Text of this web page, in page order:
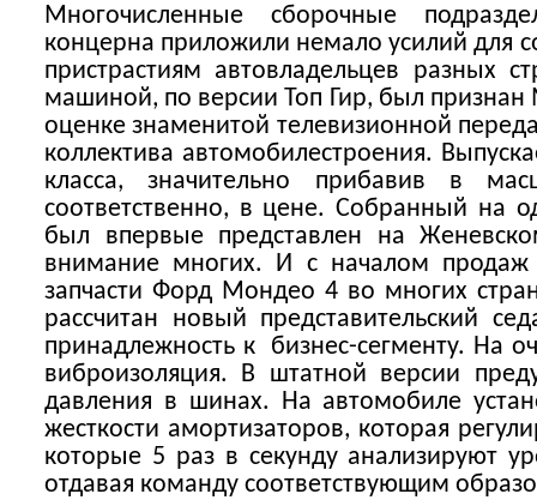
Многочисленные сборочные
концерна приложили немало усилий для
пристрастиям автовладельцев разных
машиной, по версии Топ Гир, был
оценке знаменитой телевизионной
коллектива автомобилестроения.
класса, значительно прибавив в
соответственно, в цене. Собранный
был впервые представлен на
внимание многих. И с началом продаж
запчасти Форд Мондео 4 во многих
рассчитан новый представительский
принадлежность к
бизнес-сегменту. На
виброизоляция. В штатной версии
давления в шинах. На автомобиле
жесткости амортизаторов, которая
которые 5 раз в секунду анализируют
отдавая команду соответствующим